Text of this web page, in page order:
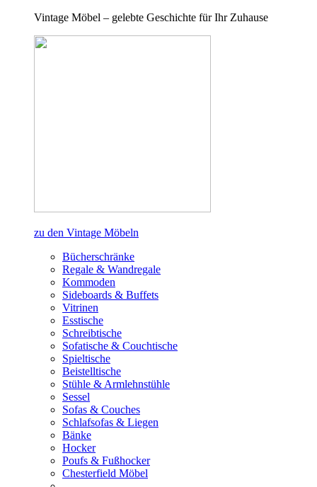
Vintage Möbel – gelebte Geschichte für Ihr Zuhause
zu den Vintage Möbeln
Bücherschränke
Regale & Wandregale
Kommoden
Sideboards & Buffets
Vitrinen
Esstische
Schreibtische
Sofatische & Couchtische
Spieltische
Beistelltische
Stühle & Armlehnstühle
Sessel
Sofas & Couches
Schlafsofas & Liegen
Bänke
Hocker
Poufs & Fußhocker
Chesterfield Möbel